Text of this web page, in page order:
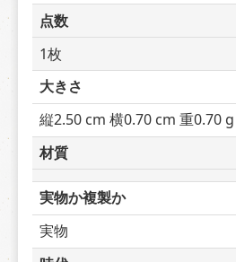
点数
1枚
大きさ
縦2.50 cm 横0.70 cm 重0.70 g
材質
実物か複製か
実物